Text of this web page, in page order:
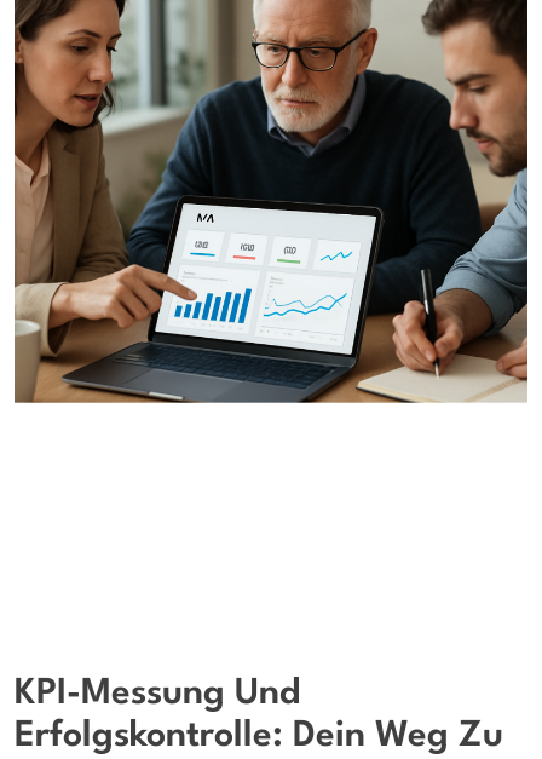
KPI-Messung Und
Erfolgskontrolle: Dein Weg Zu